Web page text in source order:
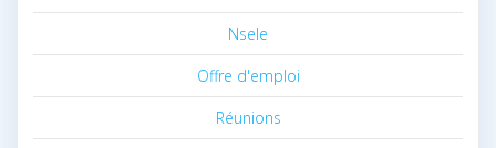
Nsele
Offre d'emploi
Réunions